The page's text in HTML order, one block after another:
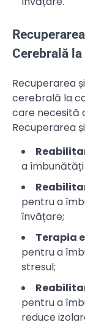
Cerebrală
Recuperarea
cerebrală la
care necesită
Recuperarea
a
pentru a
învățare;
Terapia
pentru a
stresul;
pentru a
reduce